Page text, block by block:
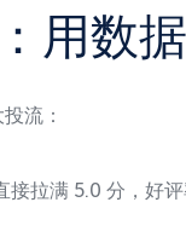
用数
流：
拉满 5.0 分，好